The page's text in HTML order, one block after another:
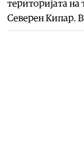
територијата на
Северен Кипар.